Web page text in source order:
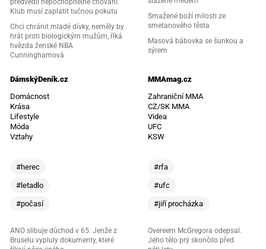
předvedli nepochopitelné chování.
Klub musí zaplatit tučnou pokutu
Chci chránit mladé dívky, neměly by
hrát proti biologickým mužům, říká
hvězda ženské NBA
Cunninghamová
Smažené boží milosti ze
smetanového těsta
Masová bábovka se šunkou a
sýrem
DámskýDeník.cz
Domácnost
Krása
Lifestyle
Móda
Vztahy
#herec
#letadlo
#počasí
ANO slibuje důchod v 65. Jenže z
Bruselu vypluly dokumenty, které
MMAmag.cz
Zahraniční MMA
CZ/SK MMA
Videa
UFC
KSW
#rfa
#ufc
#jiří procházka
Overeem McGregora odepsal.
Jeho tělo prý skončilo před